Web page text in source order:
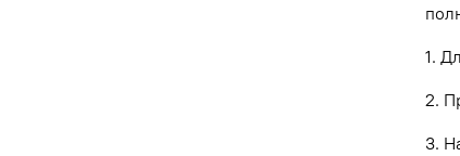
1.
2.
3.